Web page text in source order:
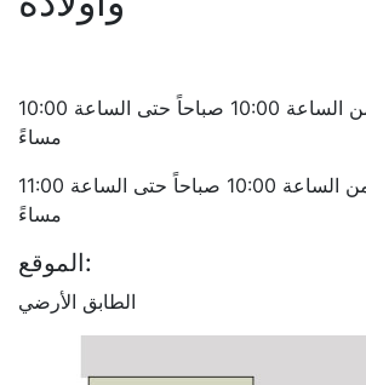
الأحد - الخميس من الساعة 10:00 صباحاً حتى الساعة 10:00
مساءً
الجمعة - السبت من الساعة 10:00 صباحاً حتى الساعة 11:00
مساءً
الموقع:
الطابق الأرضي